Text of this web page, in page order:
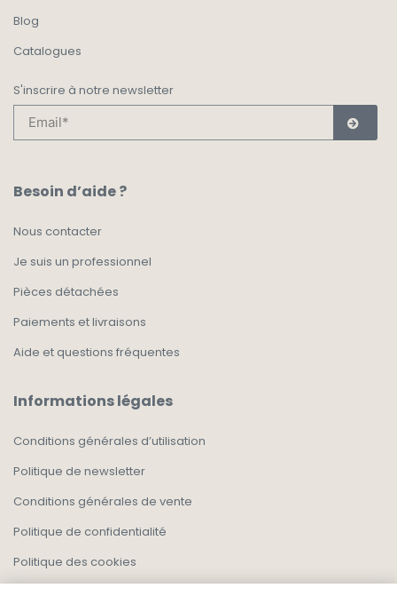
Blog
Catalogues
S'inscrire à notre newsletter
Besoin d’aide ?
Nous contacter
Je suis un professionnel
Pièces détachées
Paiements et livraisons
Aide et questions fréquentes
Informations légales
Conditions générales d’utilisation
Politique de newsletter
Conditions générales de vente
Politique de confidentialité
Politique des cookies